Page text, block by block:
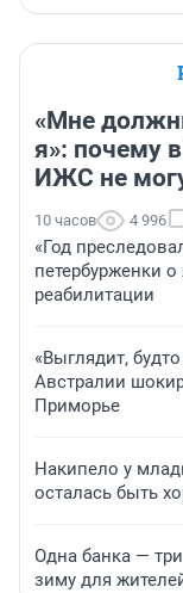
«Мне
я»: почему
ИЖС не
10 часов 4 996
«Год
петербурженки
реабилитации
«Выглядит,
Австралии
Приморье
Накипело у
осталась быть
Одна банка —
зиму для